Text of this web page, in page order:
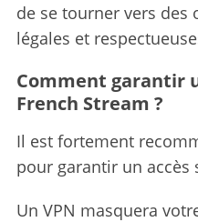
de se tourner vers
légales et
Comment garantir
French Stream ?
Il est fortement
pour garantir un accès
Un VPN masquera